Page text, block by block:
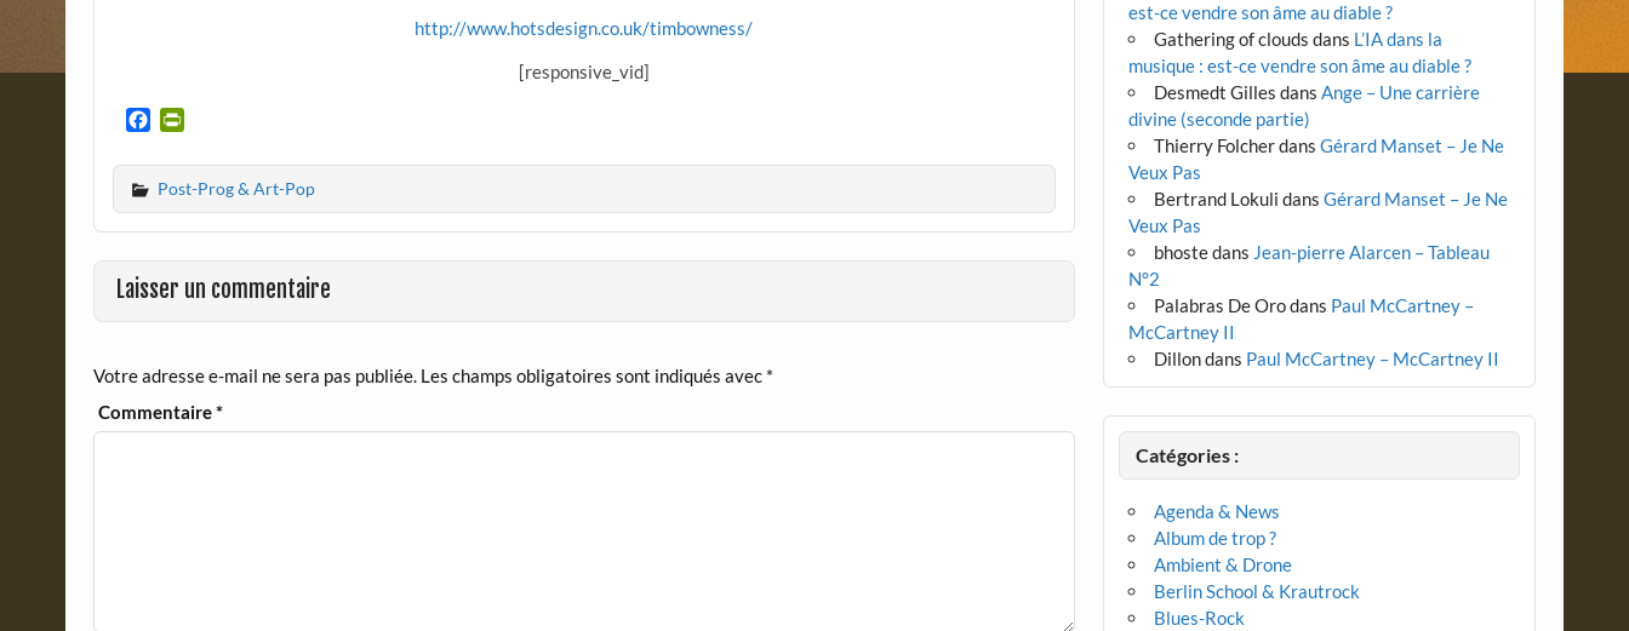
http://www.hotsdesign.co.uk/timbowness/
[responsive_vid]
c
e
b
o
o
k
i
n
t
F
r
i
l
y
Post-Prog & Art-Pop
Laisser un commentaire
Votre adresse e-mail ne sera pas publiée. Les champs obligatoires sont indiqués avec *
Commentaire*
est-ce vendre son âme au diable ?
Gathering of clouds dans L’IA dans la
musique : est-ce vendre son âme au diable ?
Desmedt Gilles dansAnge – Une carrière
divine (seconde partie)
Thierry FolcherdansGérard Manset – Je Ne
Veux Pas
Bertrand Lokuli dansGérard Manset – Je Ne
Veux Pas
bhostedans Jean-pierre Alarcen – Tableau
N°2
Palabras De Orodans Paul McCartney –
McCartney II
Dillondans Paul McCartney – McCartney II
Catégories :
Agenda & News
Album de trop ?
Ambient & Drone
Berlin School & Krautrock
Blues-Rock